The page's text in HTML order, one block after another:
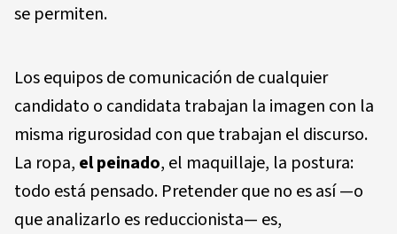
se permiten.
Los equipos de comunicación de cualquier
candidato o candidata trabajan la imagen con la
misma rigurosidad con que trabajan el discurso.
La ropa, el peinado, el maquillaje, la postura:
todo está pensado. Pretender que no es así —o
que analizarlo es reduccionista— es,